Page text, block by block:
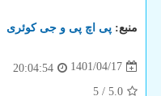
منبع: پی اچ پی و جی كوئری
1401/04/17
20:04:54
5.0
/
5